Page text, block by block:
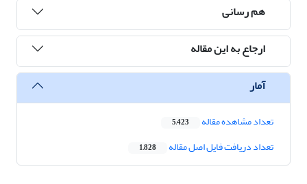
هم رسانی
ارجاع به این مقاله
آمار
تعداد مشاهده مقاله 5,423
تعداد دریافت فایل اصل مقاله 1,828